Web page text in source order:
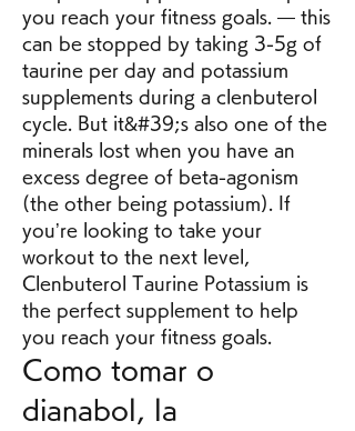
you reach your fitness goals. — this
can be stopped by taking 3-5g of
taurine per day and potassium
supplements during a clenbuterol
cycle. But it&#39;s also one of the
minerals lost when you have an
excess degree of beta-agonism
(the other being potassium). If
you’re looking to take your
workout to the next level,
Clenbuterol Taurine Potassium is
the perfect supplement to help
you reach your fitness goals.
Como tomar o
dianabol, la